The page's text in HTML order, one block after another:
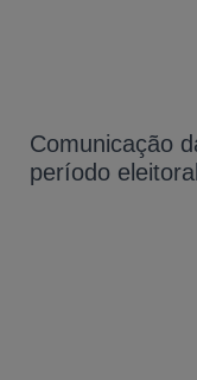
Comunicação
período eleitoral